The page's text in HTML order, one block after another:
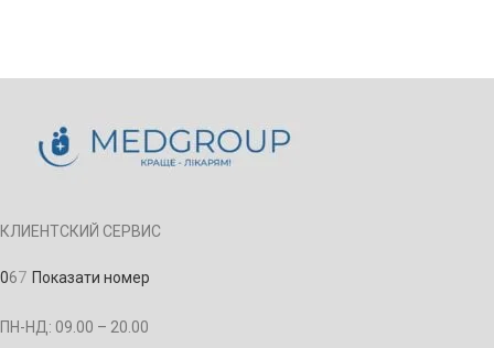
КЛИЕНТСКИЙ СЕРВИС
067 Показати номер
ПН-НД: 09.00 – 20.00